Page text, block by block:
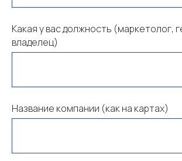
Какая у вас должность (маркетолог,
владелец)
Название компании (как на картах)